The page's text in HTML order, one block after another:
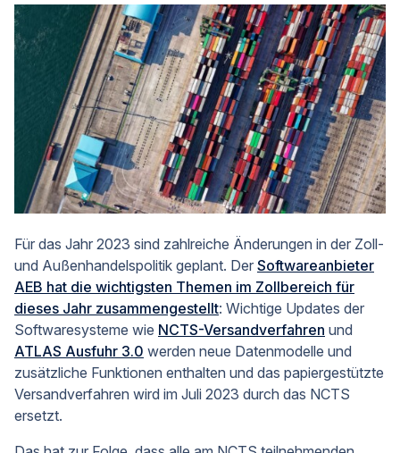
Für das Jahr 2023 sind zahlreiche Änderungen in der Zoll-
und Außenhandelspolitik geplant. Der Softwareanbieter
AEB hat die wichtigsten Themen im Zollbereich für
dieses Jahr zusammengestellt: Wichtige Updates der
Softwaresysteme wie NCTS-Versandverfahren und
ATLAS Ausfuhr 3.0 werden neue Datenmodelle und
zusätzliche Funktionen enthalten und das papiergestützte
Versandverfahren wird im Juli 2023 durch das NCTS
ersetzt.